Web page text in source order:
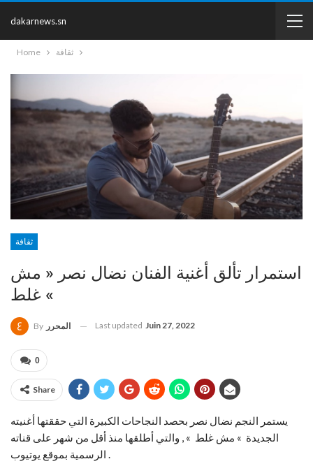
dakarnews.sn
Home ثقافة
ثقافة
استمرار تألق أغنية الفنان نضال نصر « مش
غلط «
By المحرر Last updated Juin 27, 2022
0
Share
يستمر النجم نضال نصر بحصد النجاحات الكبيرة التي حققتها أغنيته
الجديدة » مش غلط » , والتي أطلقها منذ أقل من شهر على قناته
الرسمية بموقع يوتيوب .